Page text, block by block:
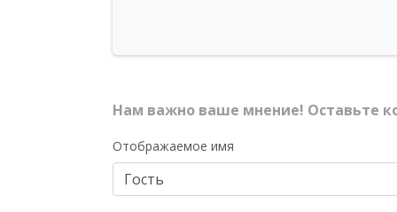
Нам важно ваше мнение! Оставьте
Отображаемое имя